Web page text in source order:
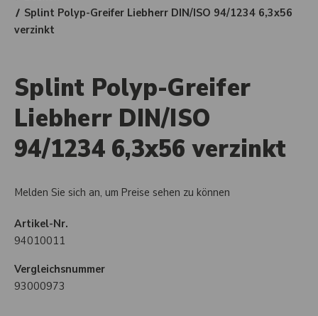
Splint Polyp-Greifer Liebherr DIN/ISO 94/1234 6,3x56
verzinkt
Splint Polyp-Greifer
Liebherr DIN/ISO
94/1234 6,3x56 verzinkt
Melden Sie sich an, um Preise sehen zu können
Artikel-Nr.
94010011
Vergleichsnummer
93000973